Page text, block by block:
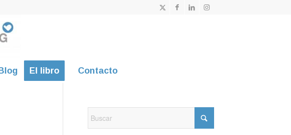
Blog El libro Contacto